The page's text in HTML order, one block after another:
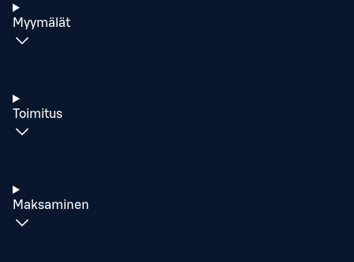
Myymälät
Toimitus
Maksaminen